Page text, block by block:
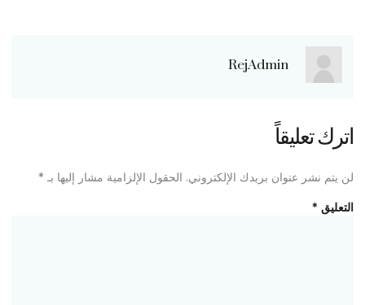
RejAdmin
اترك تعليقاً
لن يتم نشر عنوان بريدك الإلكتروني. الحقول الإلزامية مشار إليها بـ *
التعليق *